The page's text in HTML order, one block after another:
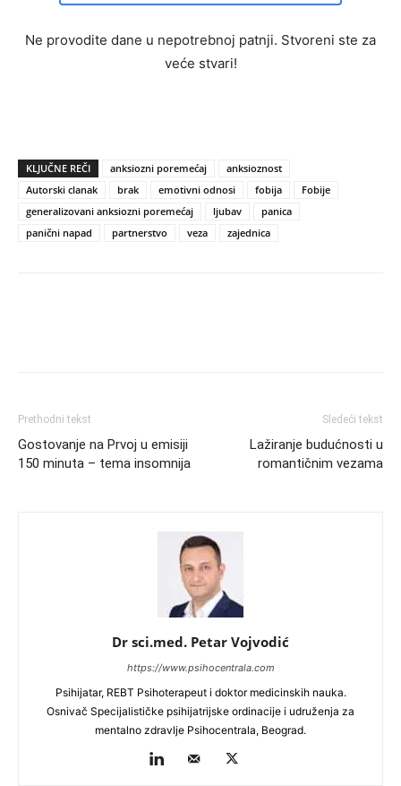
Ne provodite dane u nepotrebnoj patnji. Stvoreni ste za
veće stvari!
KLJUČNE REČI anksiozni poremećaj
anksioznost
Autorski clanak
brak emotivni odnosi fobija
Fobije
generalizovani anksiozni poremećaj
ljubav
panica
panični napad
partnerstvo veza zajednica
Prethodni tekst
Gostovanje na Prvoj u emisiji
150 minuta – tema insomnija
Sledeći tekst
Lažiranje budućnosti u
romantičnim vezama
Dr sci.med. Petar Vojvodić
https://www.psihocentrala.com
Psihijatar, REBT Psihoterapeut i doktor medicinskih nauka.
Osnivač Specijalističke psihijatrijske ordinacije i udruženja za
mentalno zdravlje Psihocentrala, Beograd.